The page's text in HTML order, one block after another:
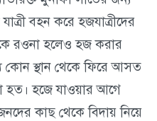
বহন করে হজযাত্রীদের
রওনা হলেও হজ করার
কোন স্থান থেকে ফিরে আসত
হত। হজে যাওয়ার আগে
কাছ থেকে বিদায় নিয়ে